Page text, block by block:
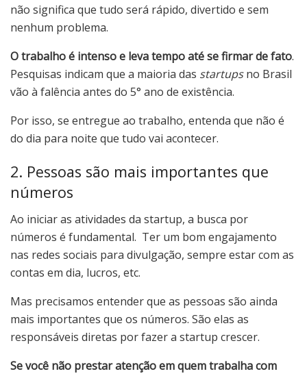
não significa que tudo será rápido, divertido e sem
nenhum problema.
O trabalho é intenso e leva tempo até se firmar de fato.
Pesquisas indicam que a maioria das startupsno Brasil
vão à falência antes do 5° ano de existência.
Por isso, se entregue ao trabalho, entenda que não é
do dia para noite que tudo vai acontecer.
2. Pessoas são mais importantes que
números
Ao iniciar as atividades da startup, a busca por
números é fundamental. Ter um bom engajamento
nas redes sociais para divulgação, sempre estar com as
contas em dia, lucros, etc.
Mas precisamos entender que as pessoas são ainda
mais importantes que os números. São elas as
responsáveis diretas por fazer a startup crescer.
Se você não prestar atenção em quem trabalha com